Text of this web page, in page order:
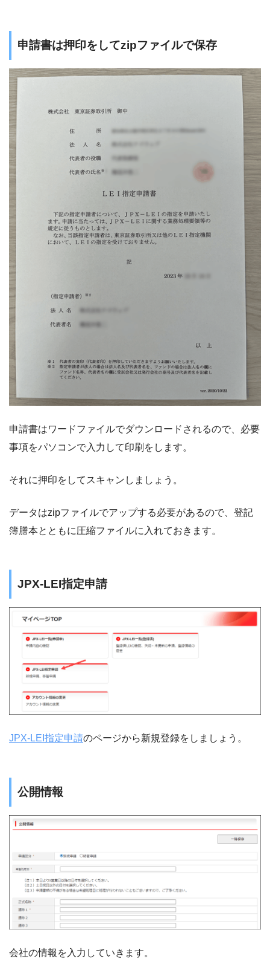
申請書は押印をしてzipファイルで保存
申請書はワードファイルでダウンロードされるので、必要
事項をパソコンで入力して印刷をします。
それに押印をしてスキャンしましょう。
データはzipファイルでアップする必要があるので、登記
簿謄本とともに圧縮ファイルに入れておきます。
JPX-LEI指定申請
JPX-LEI指定申請のページから新規登録をしましょう。
公開情報
会社の情報を入力していきます。